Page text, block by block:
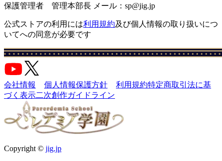
保護管理者 管理本部長 メール：sp@jig.jp
公式ストアの利用には利用規約及び個人情報の取り扱いにつ
いてへの同意が必要です
会社情報 個人情報保護方針 利用規約特定商取引法に基
づく表示二次創作ガイドライン
Copyright © jig.jp